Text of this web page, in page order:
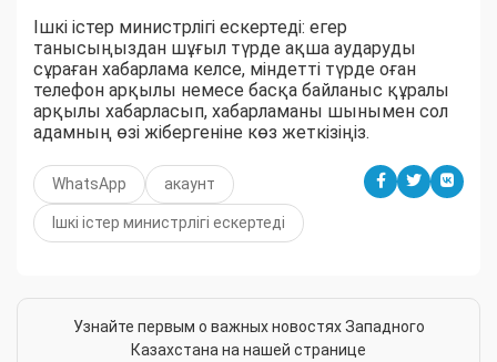
Ішкі істер министрлігі ескертеді: егер
танысыңыздан шұғыл түрде ақша аударуды
сұраған хабарлама келсе, міндетті түрде оған
телефон арқылы немесе басқа байланыс құралы
арқылы хабарласып, хабарламаны шынымен сол
адамның өзі жібергеніне көз жеткізіңіз.
WhatsApp акаунт
Ішкі істер министрлігі ескертеді
Узнайте первым о важных новостях Западного
Казахстана на нашей странице